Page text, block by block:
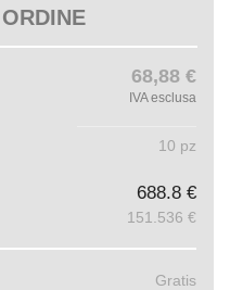
68,88 €
IVA esclusa
10 pz
688.8 €
151.536 €
Gratis